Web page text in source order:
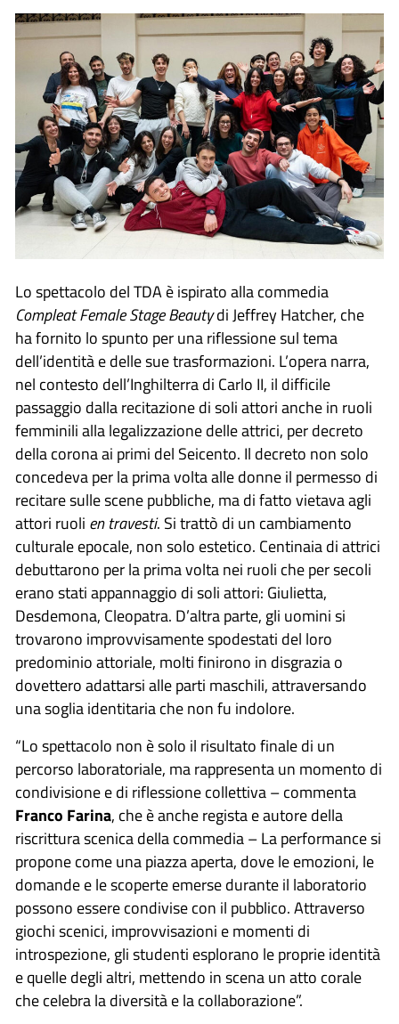
Lo spettacolo del TDA è ispirato alla commedia
Compleat Female Stage Beautydi Jeffrey Hatcher, che
ha fornito lo spunto per una riflessione sul tema
dell’identità e delle sue trasformazioni. L’opera narra,
nel contesto dell’Inghilterra di Carlo II, il difficile
passaggio dalla recitazione di soli attori anche in ruoli
femminili alla legalizzazione delle attrici, per decreto
della corona ai primi del Seicento. Il decreto non solo
concedeva per la prima volta alle donne il permesso di
recitare sulle scene pubbliche, ma di fatto vietava agli
attori ruoli en travesti. Si trattò di un cambiamento
culturale epocale, non solo estetico. Centinaia di attrici
debuttarono per la prima volta nei ruoli che per secoli
erano stati appannaggio di soli attori: Giulietta,
Desdemona, Cleopatra. D’altra parte, gli uomini si
trovarono improvvisamente spodestati del loro
predominio attoriale, molti finirono in disgrazia o
dovettero adattarsi alle parti maschili, attraversando
una soglia identitaria che non fu indolore.
“Lo spettacolo non è solo il risultato finale di un
percorso laboratoriale, ma rappresenta un momento di
condivisione e di riflessione collettiva – commenta
Franco Farina, che è anche regista e autore della
riscrittura scenica della commedia – La performance si
propone come una piazza aperta, dove le emozioni, le
domande e le scoperte emerse durante il laboratorio
possono essere condivise con il pubblico. Attraverso
giochi scenici, improvvisazioni e momenti di
introspezione, gli studenti esplorano le proprie identità
e quelle degli altri, mettendo in scena un atto corale
che celebra la diversità e la collaborazione”.